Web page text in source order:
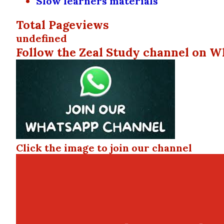
Total Pageviews
undefned
Follow the Zeal Study channel on
Click the image to join our channel